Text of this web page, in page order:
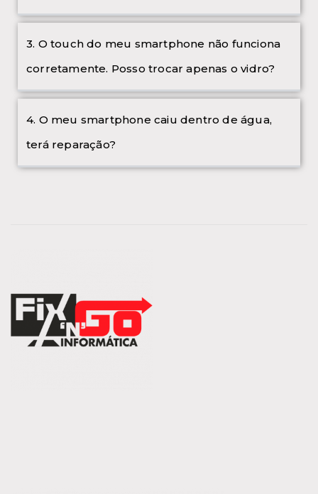
3. O touch do meu smartphone não funciona
corretamente. Posso trocar apenas o vidro?
4. O meu smartphone caiu dentro de água,
terá reparação?